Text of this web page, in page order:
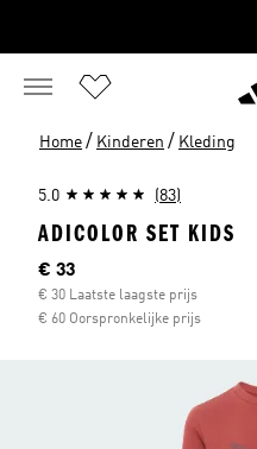
Home / Kinderen / Kleding
5.0 (83)
ADICOLOR SET KIDS
Current price
€ 33
€ 30 Laatste laagste prijs
€ 60 Oorspronkelijke prijs